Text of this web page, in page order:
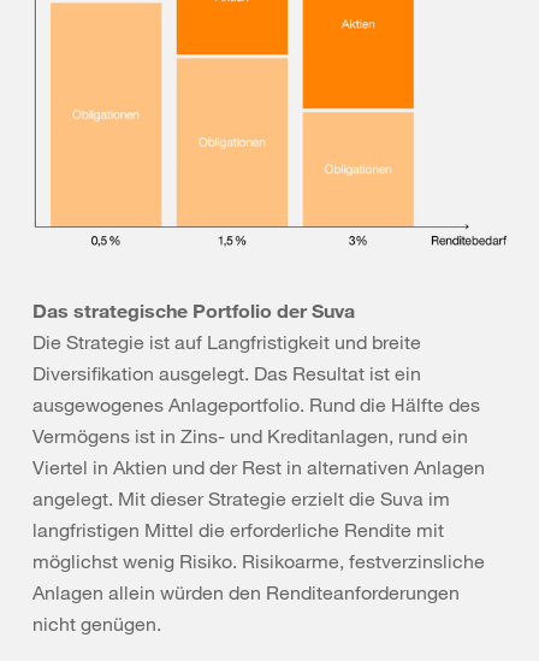
Das strategische Portfolio der Suva
Die Strategie ist auf Langfristigkeit und breite
Diversifikation ausgelegt. Das Resultat ist ein
ausgewogenes Anlageportfolio. Rund die Hälfte des
Vermögens ist in Zins- und Kreditanlagen, rund ein
Viertel in Aktien und der Rest in alternativen Anlagen
angelegt. Mit dieser Strategie erzielt die Suva im
langfristigen Mittel die erforderliche Rendite mit
möglichst wenig Risiko. Risikoarme, festverzinsliche
Anlagen allein würden den Renditeanforderungen
nicht genügen.